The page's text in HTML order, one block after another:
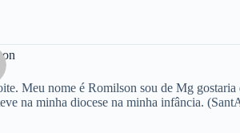
Meu nome é Romilson sou de Mg
na minha diocese na minha infância.